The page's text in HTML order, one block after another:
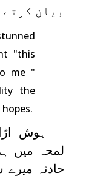
بیان
"this
me "
the
ہوش
لمحہ میں
حادثہ